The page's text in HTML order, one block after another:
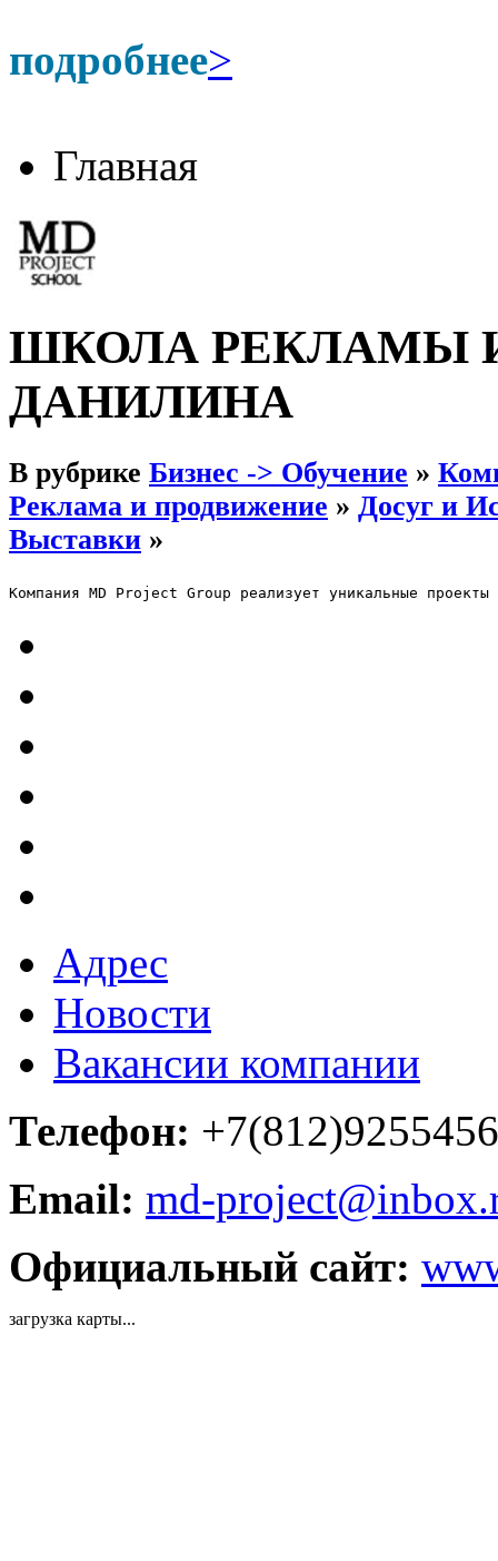
подробнее>
Главная
ШКОЛА РЕКЛАМЫ
ДАНИЛИНА
В рубрике Бизнес -> Обучение »
Реклама и продвижение » Досуг и
Выставки »
Компания MD Project Group реализует уникальные
Адрес
Новости
Вакансии компании
Телефон: +7(812)9255456
Email: md-
Официальный сайт:
загрузка карты...